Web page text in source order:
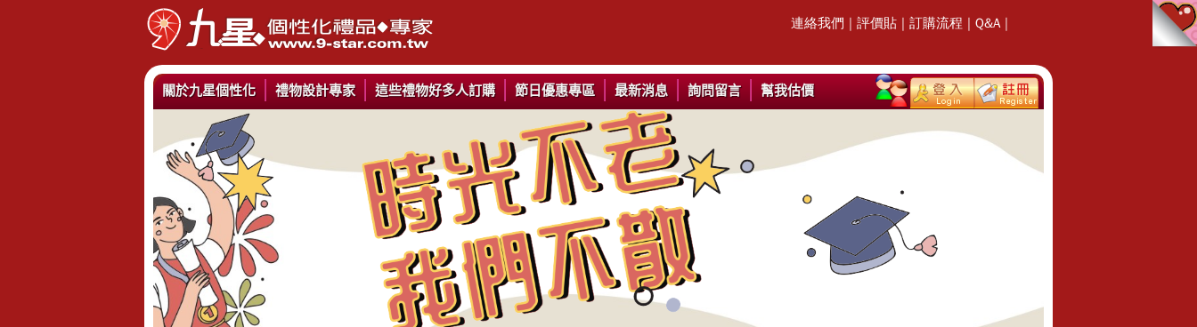
連絡我們 | 評價貼 | 訂購流程 | Q&A|
關於九星個性化 禮物設計專家 這些禮物好多人訂購 節日優惠專區 最新消息 詢問留言 幫我估價
情人抱枕我們幫你挑好了..詳情